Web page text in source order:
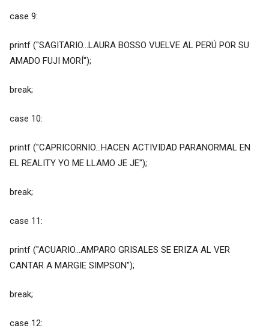
case 9:
printf ("SAGITARIO...LAURA BOSSO VUELVE AL PERÚ POR SU
AMADO FUJI MORÍ");
break;
case 10:
printf ("CAPRICORNIO...HACEN ACTIVIDAD PARANORMAL EN
EL REALITY YO ME LLAMO JE JE");
break;
case 11:
printf ("ACUARIO...AMPARO GRISALES SE ERIZA AL VER
CANTAR A MARGIE SIMPSON");
break;
case 12: